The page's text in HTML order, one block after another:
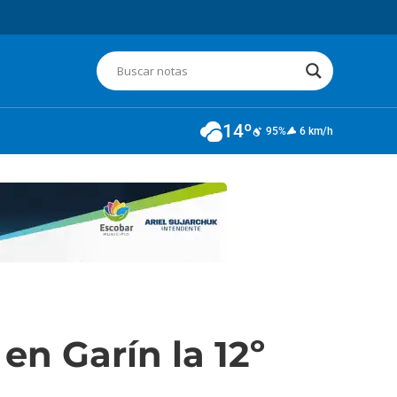
14º 95% 6 km/h
Garín la 12º